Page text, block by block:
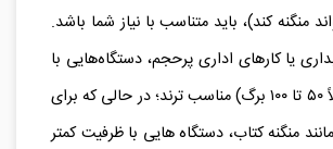
منگنه کند)، باید متناسب با نیاز شما باشد.
یا کارهای اداری پرحجم، دستگاه‌هایی با
ظرفیت بالاتر (مثلاً ۵۰ تا ۱۰۰ برگ) مناسب‌ ترند؛ در حالی که برای
منگنه کتاب، دستگاه هایی با ظرفیت کمتر